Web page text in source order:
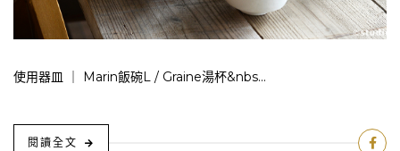
使用器皿 ｜ Marin飯碗L / Graine湯杯&nbs...
閱讀全文